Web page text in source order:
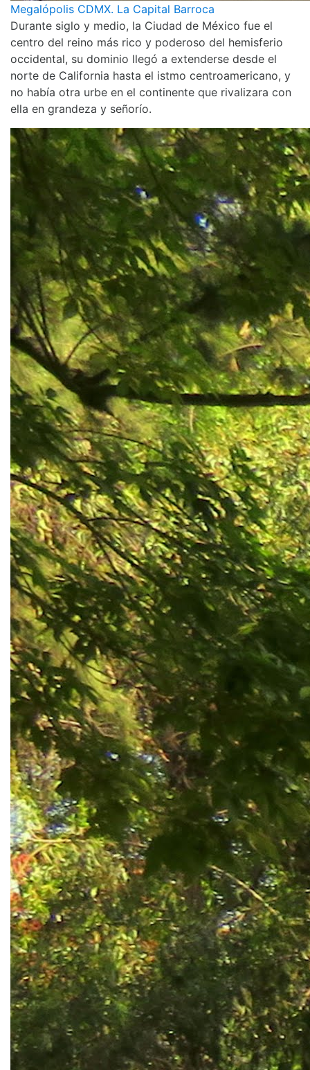
Megalópolis CDMX. La Capital Barroca
Durante siglo y medio, la Ciudad de México fue el
centro del reino más rico y poderoso del hemisferio
occidental, su dominio llegó a extenderse desde el
norte de California hasta el istmo centroamericano, y
no había otra urbe en el continente que rivalizara con
ella en grandeza y señorío.